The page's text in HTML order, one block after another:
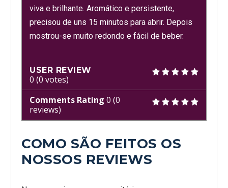
viva e brilhante. Aromático e persistente,
precisou de uns 15 minutos para abrir. Depois
mostrou-se muito redondo e fácil de beber.
USER REVIEW
0 (0 votes)
Comments Rating 0 (0
reviews)
COMO SÃO FEITOS OS
NOSSOS REVIEWS